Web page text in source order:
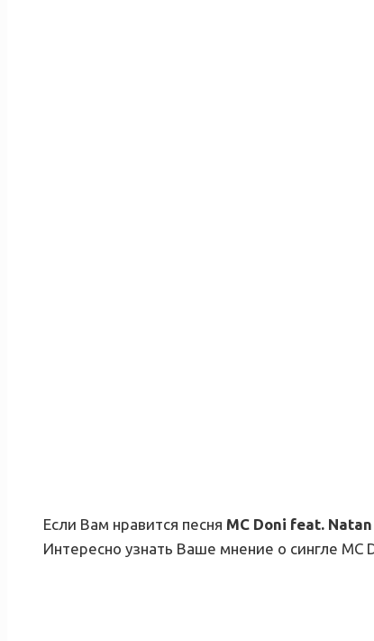
Если Вам нравится песня MC Doni feat.
Интересно узнать Ваше мнение о сингле